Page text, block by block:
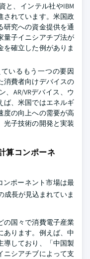
と、インテル社やIBM
されています。米国政
研究への資金提供を通
量子イニシアチブ法が
確立した例がありま
いるもう一つの要因
消費者向けデバイスの
、AR/VRデバイス、ウ
ば、米国ではエネルギ
度の向上への需要が高
光子技術の開発と実装
算コンポーネ
ンポーネント市場は最
成長が見込まれていま
の国々で消費電子産業
あります。例えば、中
導しており、「中国製
ニシアチブによって支